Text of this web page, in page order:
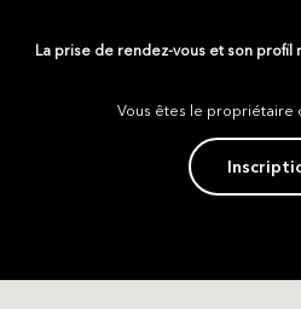
La prise de rendez-vous et son profil
Vous êtes le propriétaire